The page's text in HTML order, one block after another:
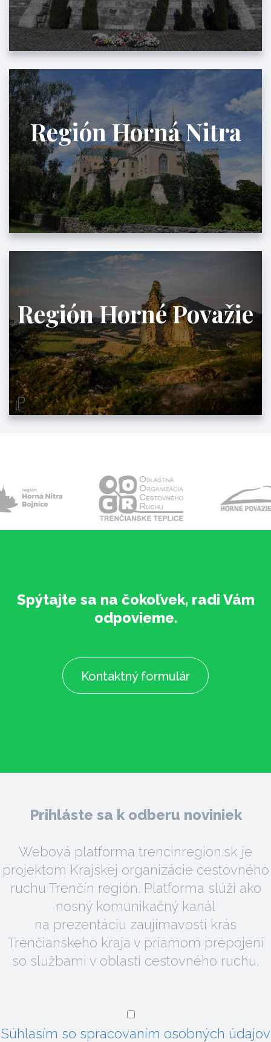
Región Horná Nitra
Región Horné Považie
Spýtajte sa na čokoľvek, radi Vám
odpovieme.
Kontaktný formulár
Prihláste sa k odberu noviniek
Webová platforma trencinregion.sk je
projektom Krajskej organizácie cestovného
ruchu Trenčín región. Platforma slúži ako
nosný komunikačný kanál
na prezentáciu zaujímavostí krás
Trenčianskeho kraja v priamom prepojení
so službami v oblasti cestovného ruchu.
Súhlasím so spracovaním osobných údajov